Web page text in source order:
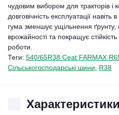
чудовим вибором для тракторів і
довговічність експлуатації
гума зменшує ущільнення
врожайності та покращує
роботи.
Теги: 540/65R38 Ceat FARMAX
Сільськогосподарські шини
R38
Характеристики